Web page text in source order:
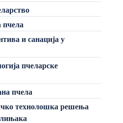
и санација у
пчеларске
пчела
технолошка решења